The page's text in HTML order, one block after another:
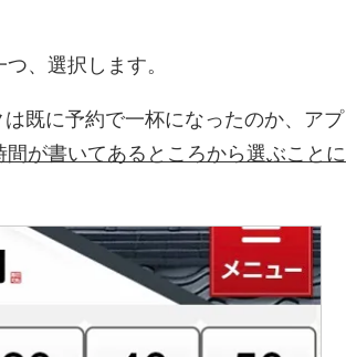
、選択します。
は既に予約で一杯になったのか、アプ
間が書いてあるところから選ぶことに